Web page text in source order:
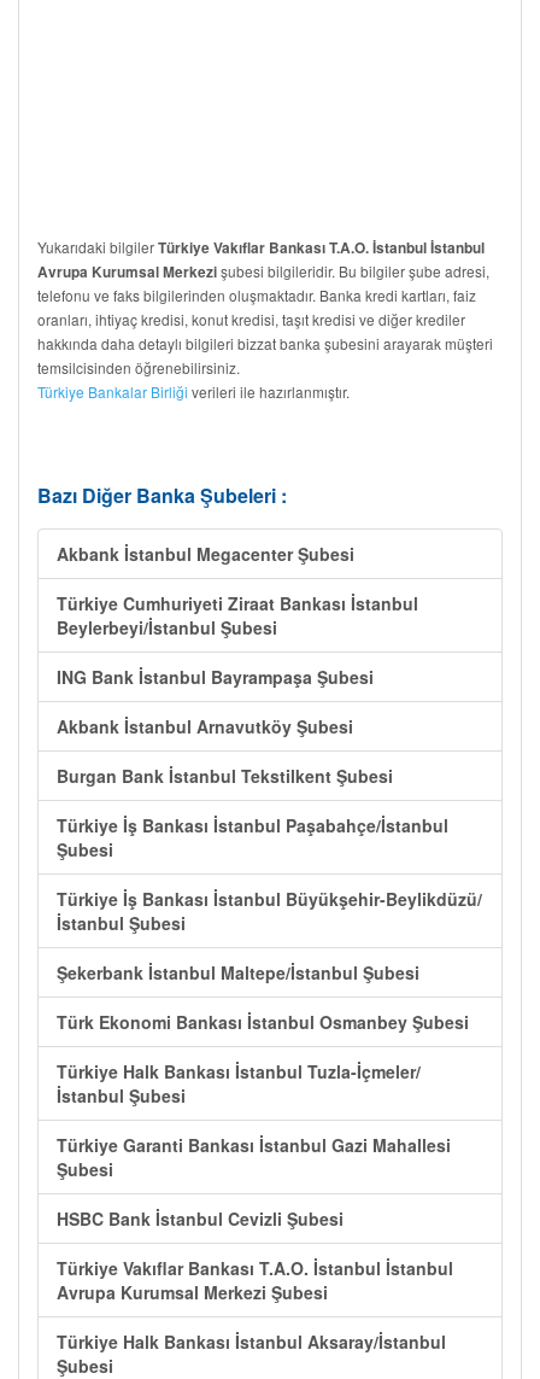
Yukarıdaki bilgilerTürkiye Vakıflar Bankası T.A.O. İstanbul İstanbul
Avrupa Kurumsal Merkezişubesi bilgileridir. Bu bilgiler şube adresi,
telefonu ve faks bilgilerinden oluşmaktadır. Banka kredi kartları, faiz
oranları, ihtiyaç kredisi, konut kredisi, taşıt kredisi ve diğer krediler
hakkında daha detaylı bilgileri bizzat banka şubesini arayarak müşteri
temsilcisinden öğrenebilirsiniz.
Türkiye Bankalar Birliği verileri ile hazırlanmıştır.
Bazı Diğer Banka Şubeleri :
Akbank İstanbul Megacenter Şubesi
Türkiye Cumhuriyeti Ziraat Bankası İstanbul
Beylerbeyi/İstanbul Şubesi
ING Bank İstanbul Bayrampaşa Şubesi
Akbank İstanbul Arnavutköy Şubesi
Burgan Bank İstanbul Tekstilkent Şubesi
Türkiye İş Bankası İstanbul Paşabahçe/İstanbul
Şubesi
Türkiye İş Bankası İstanbul Büyükşehir-Beylikdüzü/
İstanbul Şubesi
Şekerbank İstanbul Maltepe/İstanbul Şubesi
Türk Ekonomi Bankası İstanbul Osmanbey Şubesi
Türkiye Halk Bankası İstanbul Tuzla-İçmeler/
İstanbul Şubesi
Türkiye Garanti Bankası İstanbul Gazi Mahallesi
Şubesi
HSBC Bank İstanbul Cevizli Şubesi
Türkiye Vakıflar Bankası T.A.O. İstanbul İstanbul
Avrupa Kurumsal Merkezi Şubesi
Türkiye Halk Bankası İstanbul Aksaray/İstanbul
Şubesi